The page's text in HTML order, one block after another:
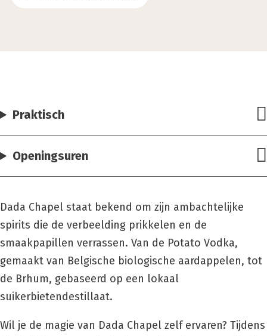
Praktisch
Openingsuren
Dada Chapel staat bekend om zijn ambachtelijke
spirits die de verbeelding prikkelen en de
smaakpapillen verrassen. Van de Potato Vodka,
gemaakt van Belgische biologische aardappelen, tot
de Brhum, gebaseerd op een lokaal
suikerbietendestillaat.
Wil je de magie van Dada Chapel zelf ervaren? Tijdens